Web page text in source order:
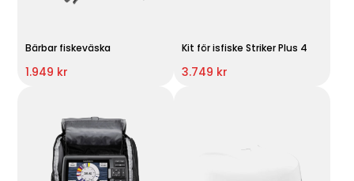
Bärbar fiskeväska
1.949 kr
Kit för isfiske Striker Plus 4
3.749 kr